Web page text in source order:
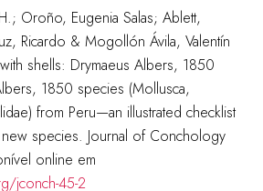
Oroño, Eugenia Salas; Ablett,
Ricardo & Mogollón Ávila, Valentín
shells: Drymaeus Albers, 1850
1850 species (Mollusca,
from Peru—an illustrated checklist
species. Journal of Conchology
online em
jconch-45-2